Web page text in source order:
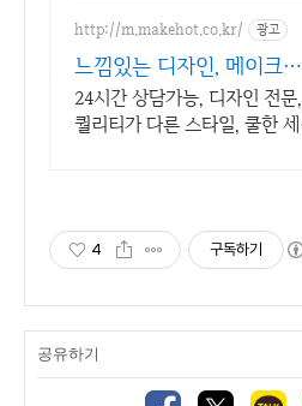
http://m.makehot.co.kr/ 광고
느낌있는 디자인, 메이크핫
차별화되고 세련된 디자인!
24시간 상담가능, 디자인 전문,
퀄리티가 다른 스타일, 쿨한 세
4 구독하기
공유하기